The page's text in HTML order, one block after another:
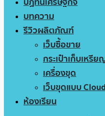
บทความ
รีวิวผลิตภัณฑ์
เว็บซื้อขาย
กระเป๋าเก็บเหรีย
เครื่องขุด
เว็บขุดแบบ
ห้องเรียน